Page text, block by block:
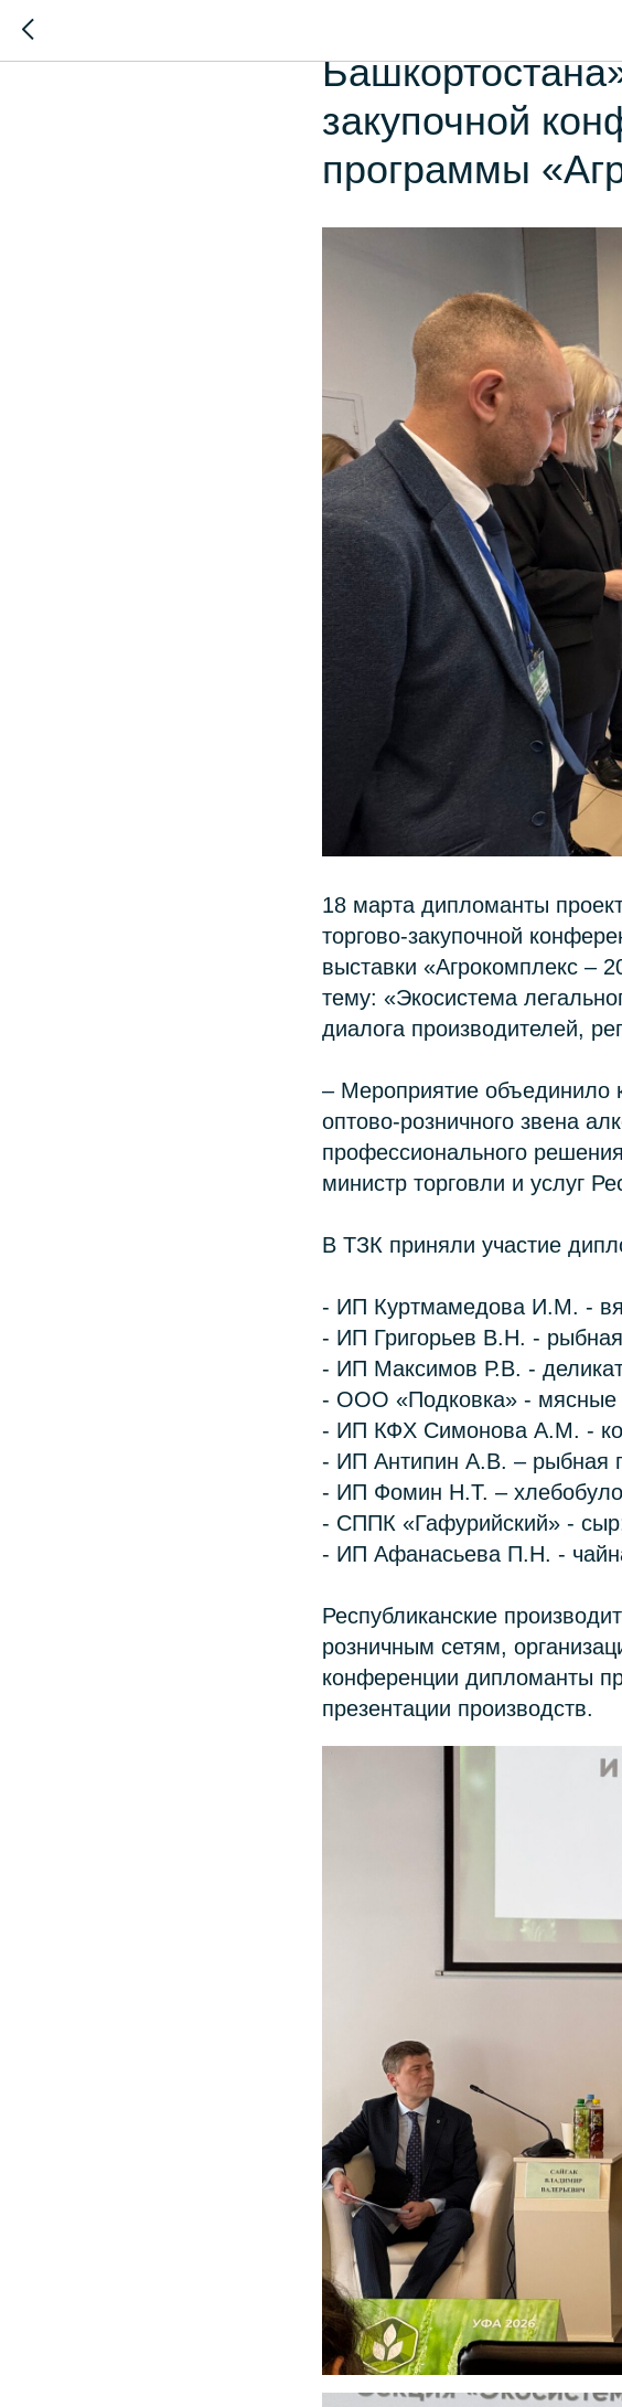
Дипломанты
закупочной
программы
18 марта дипломанты
торгово-закупочной
выставки «Агрокомплекс –
тему: «Экосистема
диалога производителей,
– Мероприятие объединило
оптово-розничного звена
профессионального
министр торговли и услуг
В ТЗК приняли участие
- ИП Куртмамедова И.М. -
- ИП Григорьев В.Н. -
- ИП Максимов Р.В. -
- ООО «Подковка» - мясные
- ИП КФХ Симонова А.М. -
- ИП Антипин А.В. – рыбная
- ИП Фомин Н.Т. –
- СППК «Гафурийский» -
- ИП Афанасьева П.Н. -
Республиканские
розничным сетям,
конференции дипломанты
презентации производств.